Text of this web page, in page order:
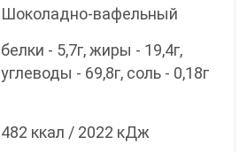
Шоколадно-вафельный
белки - 5,7г, жиры - 19,4г,
углеводы - 69,8г, соль - 0,18г
482 ккал / 2022 кДж